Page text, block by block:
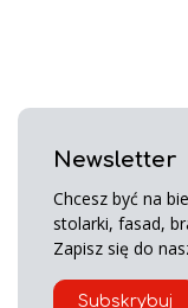
Newsletter
Chcesz być na
stolarki, fasad,
Zapisz się do
Subskrybuj